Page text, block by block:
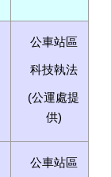
公車站區
科技執法
(公運處提
供)
公車站區